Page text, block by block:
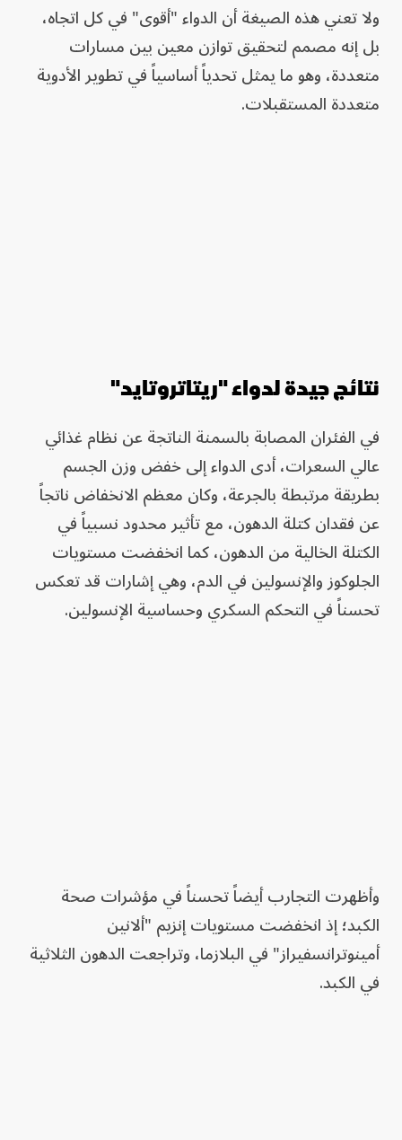
ولا تعني هذه الصيغة أن الدواء "أقوى" في كل اتجاه،
بل إنه مصمم لتحقيق توازن معين بين مسارات
متعددة، وهو ما يمثل تحدياً أساسياً في تطوير الأدوية
متعددة المستقبلات.
نتائج جيدة لدواء "ريتاتروتايد"
في الفئران المصابة بالسمنة الناتجة عن نظام غذائي
عالي السعرات، أدى الدواء إلى خفض وزن الجسم
بطريقة مرتبطة بالجرعة، وكان معظم الانخفاض ناتجاً
عن فقدان كتلة الدهون، مع تأثير محدود نسبياً في
الكتلة الخالية من الدهون، كما انخفضت مستويات
الجلوكوز والإنسولين في الدم، وهي إشارات قد تعكس
تحسناً في التحكم السكري وحساسية الإنسولين.
وأظهرت التجارب أيضاً تحسناً في مؤشرات صحة
الكبد؛ إذ انخفضت مستويات إنزيم "ألانين
أمينوترانسفيراز" في البلازما، وتراجعت الدهون الثلاثية
في الكبد.